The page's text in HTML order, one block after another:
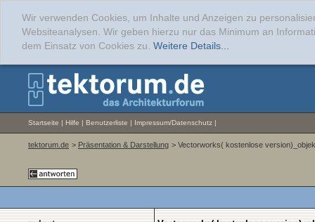
Wir verwenden Cookies, um Inhalte und Anzeigen zu
Websiteanalysen. Wir geben hierzu nur das Minimum an
dem Einsatz von Cookies zu. Weitere Details...
Startseite | Hilfe | Benutzerliste | Impressum/Datenschutz |
tektorum.de > Präsentation & Darstellung > Vectorworks( kostenlose